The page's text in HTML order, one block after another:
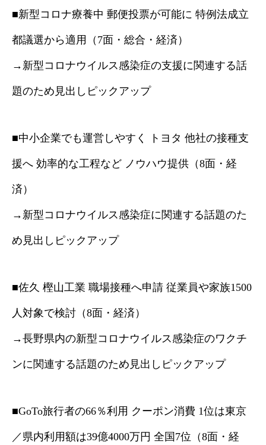
■新型コロナ療養中 郵便投票が可能に 特例法成立
都議選から適用（7面・総合・経済）
→新型コロナウイルス感染症の支援に関連する話
題のため見出しピックアップ
■中小企業でも運営しやすく トヨタ 他社の接種支
援へ 効率的な工程など ノウハウ提供（8面・経
済）
→新型コロナウイルス感染症に関連する話題のた
め見出しピックアップ
■佐久 樫山工業 職場接種へ申請 従業員や家族1500
人対象で検討（8面・経済）
→長野県内の新型コロナウイルス感染症のワクチ
ンに関連する話題のため見出しピックアップ
■GoTo旅行者の66％利用 クーポン消費 1位は東京
／県内利用額は39億4000万円 全国7位（8面・経